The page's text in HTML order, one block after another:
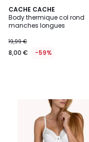
CACHE CACHE
Body thermique col rond
manches longues
19,99 €
8,00 € -59%